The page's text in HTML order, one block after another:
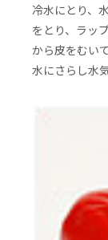
冷水にとり、
をとり、ラッ
から皮をむい
水にさらし水